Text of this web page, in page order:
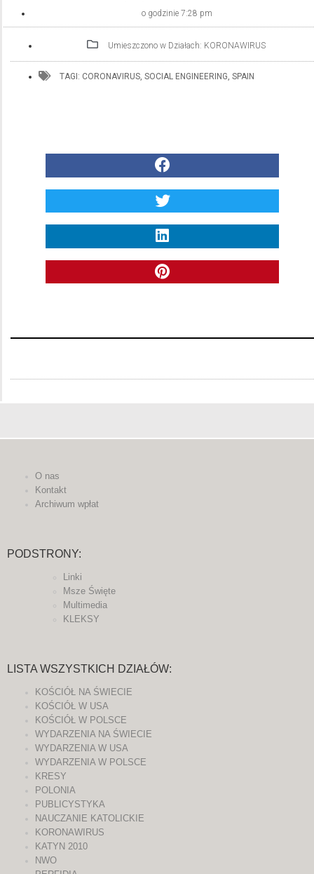
o godzinie 7:28 pm
Umieszczono w Działach: KORONAWIRUS
TAGI: CORONAVIRUS, SOCIAL ENGINEERING, SPAIN
O nas
Kontakt
Archiwum wpłat
PODSTRONY:
Linki
Msze Święte
Multimedia
KLEKSY
LISTA WSZYSTKICH DZIAŁÓW:
KOŚCIÓŁ NA ŚWIECIE
KOŚCIÓŁ W USA
KOŚCIÓŁ W POLSCE
WYDARZENIA NA ŚWIECIE
WYDARZENIA W USA
WYDARZENIA W POLSCE
KRESY
POLONIA
PUBLICYSTYKA
NAUCZANIE KATOLICKIE
KORONAWIRUS
KATYN 2010
NWO